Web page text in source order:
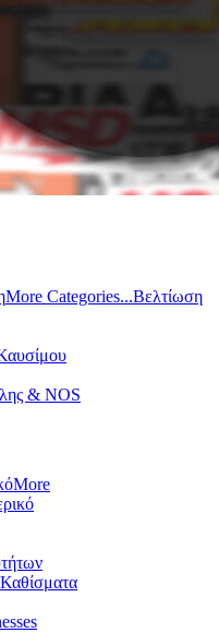
More Categories...Βελτίωση
& ΝΟS
More